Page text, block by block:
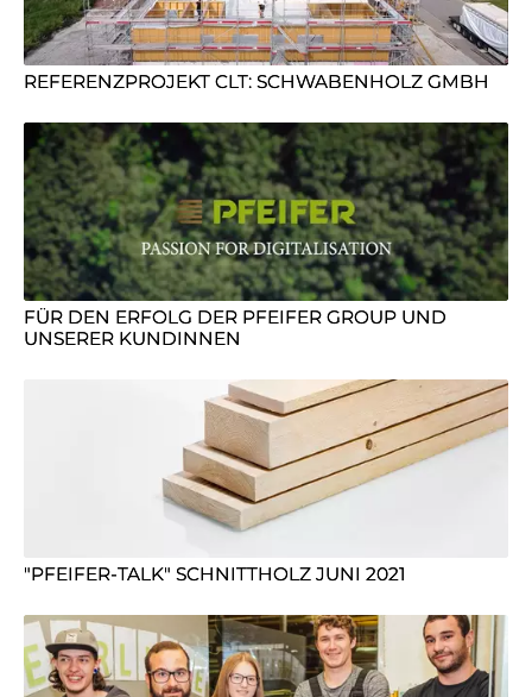
REFERENZPROJEKT CLT: SCHWABENHOLZ GMBH
FÜR DEN ERFOLG DER PFEIFER GROUP UND
UNSERER KUNDINNEN
"PFEIFER-TALK" SCHNITTHOLZ JUNI 2021